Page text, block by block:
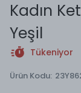
Kadın
Yeşil
Tükeniyor
Ürün Kodu: